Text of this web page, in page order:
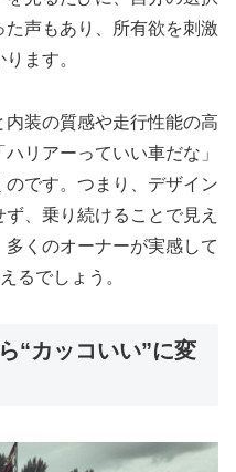
声もあり、所有欲を刺激
ます。
装の質感や走行性能の高
リアーっていい車だな」
です。つまり、デザイン
、乗り続けることで見え
くのオーナーが実感して
るでしょう。
“カッコいい”に変